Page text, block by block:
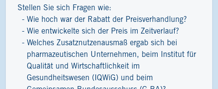
Stellen Sie sich Fragen wie:
Wie hoch war der Rabatt der Preisverhandlung?
Wie entwickelte sich der Preis im Zeitverlauf?
Welches Zusatznutzenausmaß ergab sich bei
pharmazeutischen Unternehmen, beim Institut für
Qualität und Wirtschaftlichkeit im
Gesundheitswesen (IQWiG) und beim